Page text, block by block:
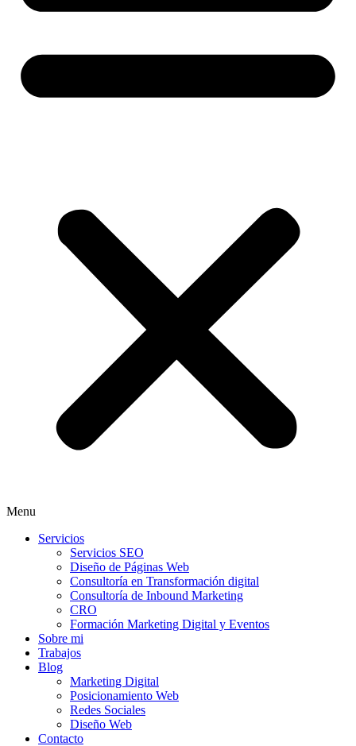
Menu
Servicios
Servicios SEO
Diseño de Páginas Web
Consultoría en Transformación digital
Consultoría de Inbound Marketing
CRO
Formación Marketing Digital y Eventos
Sobre mi
Trabajos
Blog
Marketing Digital
Posicionamiento Web
Redes Sociales
Diseño Web
Contacto